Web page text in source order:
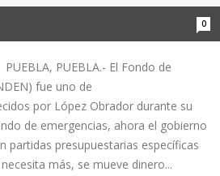
0
PUEBLA.- El Fondo de
fue uno de
por López Obrador durante su
de emergencias, ahora el gobierno
partidas presupuestarias específicas
más, se mueve dinero...